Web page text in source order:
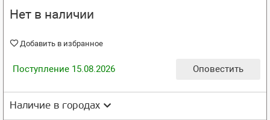
Нет в наличии
Добавить в избранное
Поступление 15.08.2026 Оповестить
Наличие в городах